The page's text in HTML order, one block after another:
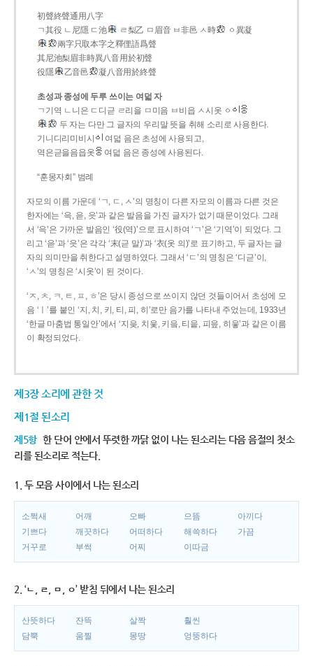
初聲終聲通用八字
ㄱ其役 ㄴ尼隱 ㄷ池
ㄹ梨乙 ㅁ眉音 ㅂ非邑 ㅅ時
ㆁ異凝
兩字只取本字之釋俚語爲聲
其尼池梨眉非時異八音用於初聲
役隱
乙音邑 凝八音用於終聲
초성과 종성에 두루 쓰이는 여덟 자
ㄱ기역 ㄴ니은 ㄷ디귿 ㄹ리을 ㅁ미음 ㅂ비읍 ㅅ시옷 ㆁ
두 자는 다만 그 글자의 우리말 뜻을 취해 소리로 사용한다.
기니디리미비시
여덟 음은 초성에 사용되고,
역은귿을음읍옷
여덟 음은 종성에 사용된다.
“훈몽자회” 범례
자모의 이름 가운데 ‘ㄱ, ㄷ, ㅅ’의 명칭이 다른 자모의 이름과 다른 것은
한자에는 ‘윽, 읃, 읏’과 같은 발음을 가진 글자가 없기 때문이었다. 그래
서 ‘윽’은 가까운 발음인 ‘役(역)’으로 표시하여 ‘ㄱ’은 ‘기역’이 되었다. 그
리고 ‘읃’과 ‘읏’은 각각 ‘末(귿 말)’과 ‘衣(옷 의)’로 표기하고, 두 글자는 글
자의 의미만을 취한다고 설명하였다. 그래서 ‘ㄷ’의 명칭은 ‘디귿’이,
‘ㅅ’의 명칭은 ‘시옷’이 된 것이다.
‘ㅈ, ㅊ, ㅋ, ㅌ, ㅍ, ㅎ’은 당시 종성으로 쓰이지 않던 것들이어서 초성에 모
음 ‘ㅣ’를 붙인 ‘지, 치, 키, 티, 피, 히’로만 음가를 나타내 주었는데, 1933년
‘한글 마춤법 통일안’에서 ‘지읒, 치읓, 키읔, 티읕, 피읖, 히읗’과 같은 이름
이 확정되었다.
제3장 소리에 관한 것
제1절 된소리
제5항 한 단어 안에서 뚜렷한 까닭 없이 나는 된소리는 다음 음절의 첫소
리를 된소리로 적는다.
1. 두 모음 사이에서 나는 된소리
소쩍새 어깨 오빠 으뜸
아끼다
기쁘다
깨끗하다 어떠하다 해쓱하다
가끔
거꾸로
부썩 어찌 이따금
2. ‘ㄴ, ㄹ, ㅁ, ㅇ’ 받침 뒤에서 나는 된소리
산뜻하다 잔뜩 살짝
훨씬
담뿍
움찔 몽땅 엉뚱하다